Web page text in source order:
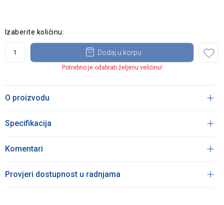
Izaberite količinu:
Dodaj u korpu
Potrebno je odabrati željenu veličinu!
O proizvodu
Specifikacija
Komentari
Provjeri dostupnost u radnjama